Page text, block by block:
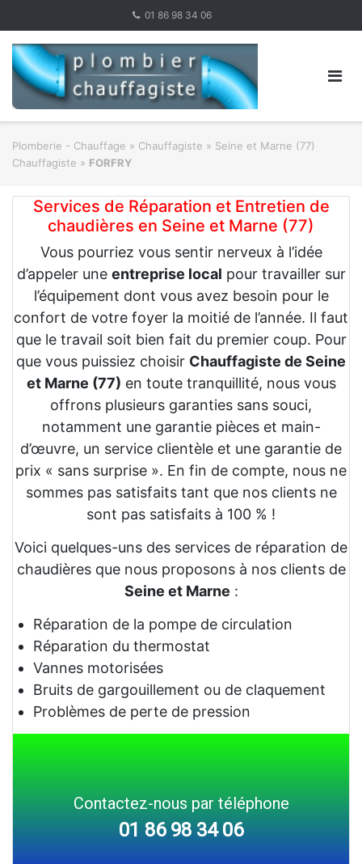
content
01 86 98 34 06
Plomberie - Chauffage » Chauffagiste » Seine et Marne (77)
Chauffagiste » FORFRY
Services de Réparation et Entretien de
chaudières en Seine et Marne (77)
Vous pourriez vous sentir nerveux à l’idée
d’appeler une entreprise local pour travailler sur
l’équipement dont vous avez besoin pour le
confort de votre foyer la moitié de l’année. Il faut
que le travail soit bien fait du premier coup. Pour
que vous puissiez choisir Chauffagiste de Seine
et Marne (77) en toute tranquillité, nous vous
offrons plusieurs garanties sans souci,
notamment une garantie pièces et main-
d’œuvre, un service clientèle et une garantie de
prix « sans surprise ». En fin de compte, nous ne
sommes pas satisfaits tant que nos clients ne
sont pas satisfaits à 100 % !
Voici quelques-uns des services de réparation de
chaudières que nous proposons à nos clients de
Seine et Marne :
Réparation de la pompe de circulation
Réparation du thermostat
Vannes motorisées
Bruits de gargouillement ou de claquement
Problèmes de perte de pression
Contactez-nous par téléphone
01 86 98 34 06